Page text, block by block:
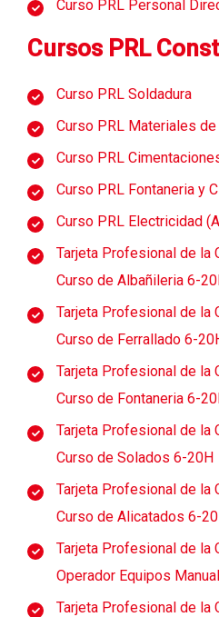
Curso PRL Personal
Cursos PRL
Curso PRL Soldadura
Curso PRL Materiales
Curso PRL
Curso PRL Fontaneria y
Curso PRL Electricidad
Tarjeta Profesional de la
Curso de Albañileria 6-
Tarjeta Profesional de la
Curso de Ferrallado 6-
Tarjeta Profesional de la
Curso de Fontaneria 6-
Tarjeta Profesional de la
Curso de Solados 6-20H
Tarjeta Profesional de la
Curso de Alicatados 6-
Tarjeta Profesional de la
Operador Equipos
Tarjeta Profesional de la